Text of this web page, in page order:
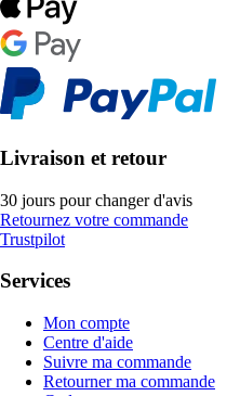
Livraison et retour
30 jours pour changer d'avis
Retournez votre commande
Trustpilot
Services
Mon compte
Centre d'aide
Suivre ma commande
Retourner ma commande